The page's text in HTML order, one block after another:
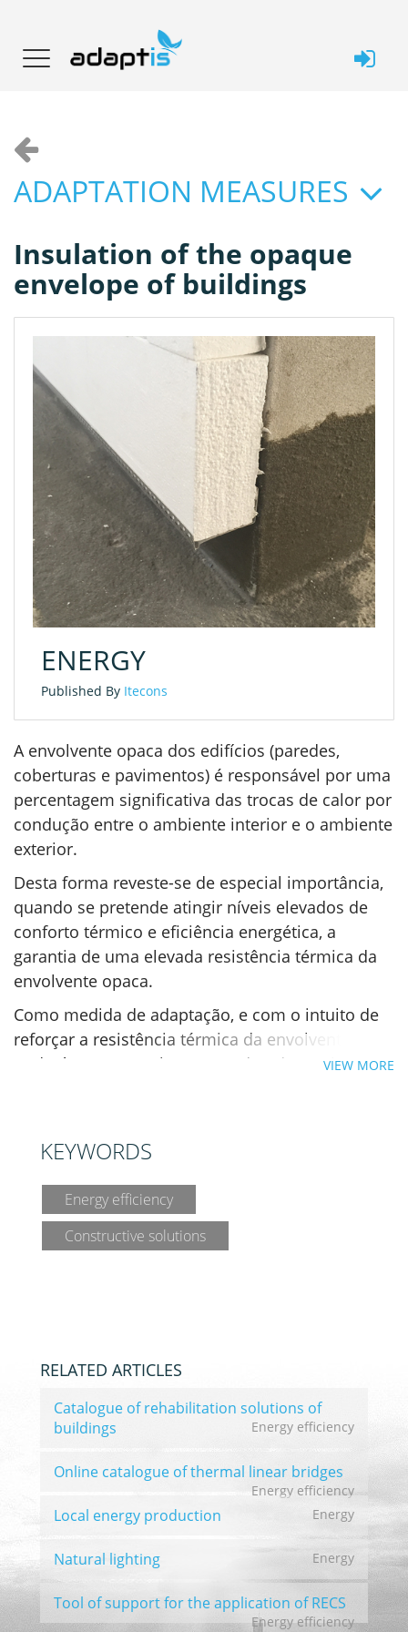
ADAPTATION MEASURES
Insulation of the opaque
envelope of buildings
ENERGY
Published By Itecons
A envolvente opaca dos edifícios (paredes,
coberturas e pavimentos) é responsável por uma
percentagem significativa das trocas de calor por
condução entre o ambiente interior e o ambiente
exterior.
Desta forma reveste-se de especial importância,
quando se pretende atingir níveis elevados de
conforto térmico e eficiência energética, a
garantia de uma elevada resistência térmica da
envolvente opaca.
Como medida de adaptação, e com o intuito de
reforçar a resistência térmica da envolvente
poderá, por exemplo, ser ponderada a colocação
colocação de isolamento pelo exterior estão
relacionadas com a possibilidade de manter os
edifícios em funcionamento durante as
intervenções e de não implicar alterações nem
pelo exterior, este poderá ser aplicado pelo
anteriormente.
VIEW MORE
KEYWORDS
Energy efficiency
Constructive solutions
RELATED ARTICLES
Catalogue of rehabilitation solutions of
buildings
Energy efficiency
Online catalogue of thermal linear bridges
Energy efficiency
Local energy production Energy
Natural lighting Energy
Tool of support for the application of RECS
Energy efficiency